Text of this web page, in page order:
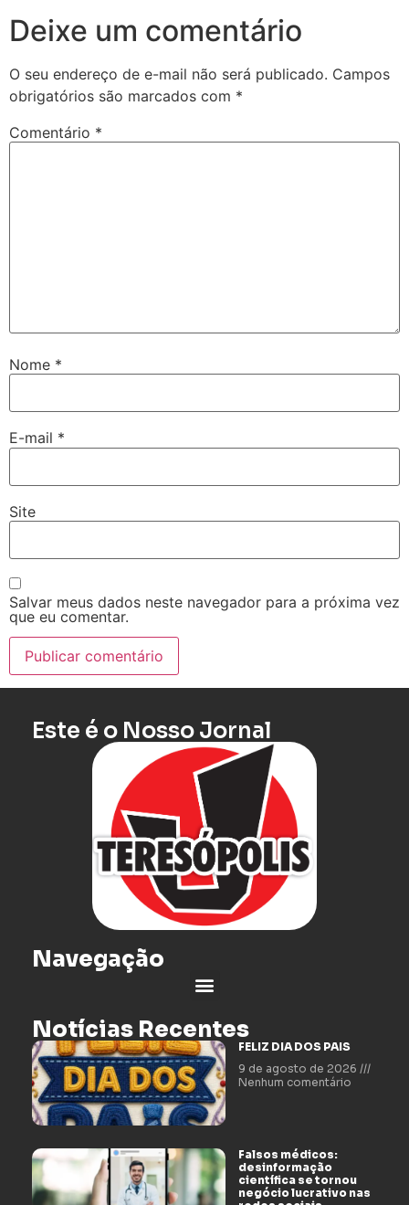
Deixe um comentário
O seu endereço de e-mail não será publicado. Campos
obrigatórios são marcados com *
Comentário *
Nome *
E-mail *
Site
Salvar meus dados neste navegador para a próxima vez
que eu comentar.
Este é o Nosso Jornal
Navegação
Notícias Recentes
FELIZ DIA DOS PAIS
9 de agosto de 2026
Nenhum comentário
Falsos médicos:
desinformação
científica se tornou
negócio lucrativo nas